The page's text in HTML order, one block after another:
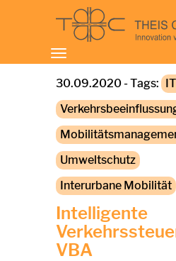
Toggle
navigation
30.09.2020 - Tags:
Umweltschutz
Interurbane Mobilität
Intelligente
VBA